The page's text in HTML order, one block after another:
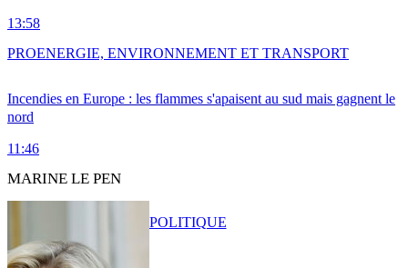
13:58
Incendies en Europe : les flammes s'apaisent au sud mais gagnent le
nord
11:46
PROENERGIE, ENVIRONNEMENT ET TRANSPORT
MARINE LE PEN
POLITIQUE